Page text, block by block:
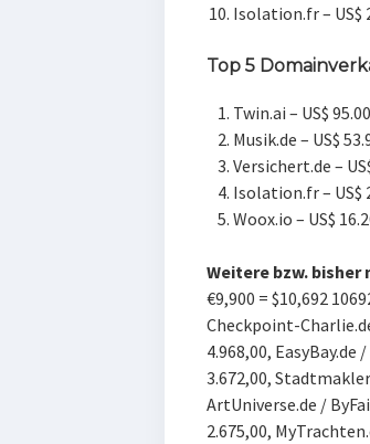
Isolation.fr – US$
Top 5
Twin.ai – US$
Musik.de – US$
Versichert.de –
Isolation.fr – US$
Woox.io – US$
Weitere bzw.
€9,900 = $10,692
Checkpoint-
4.968,00, EasyBay.de
3.672,00, S
ArtUniverse.de /
2.675,00, M